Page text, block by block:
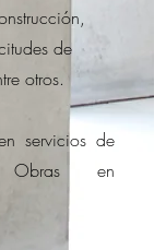
de
otros.
servicios de
Obras en